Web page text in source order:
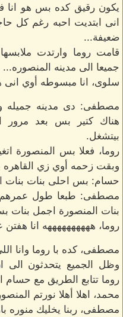
يكون رقيق كده بس هو انا
انى ابتديت احبه رغم كل
ضعيفة...
قامت روما وارتدت
جميعا الى مدينه المنصوره...
سلوى، انا مبسوطه أوي انى
مصطفى: دى مدينه جميله
هناك كتير بس بعد مرور
بيتشغل.
روما، فعلا بس المنصورة
وبقت زحمه أوي زي القاهره
حسام: بس احلى بنات بنات
مصطفى: طبعا طول عمرهم
بنات المنصورة اجمل بنات
روما، ههههههههههه انا هفتن
مصطفى، كده با روما وانا
وظل الجميع يتحدثون الى
روما تتابع الطريق مع حسام
محمد، اهلا أهلا نورتم
مصطفى، ربنا يخليك منوره